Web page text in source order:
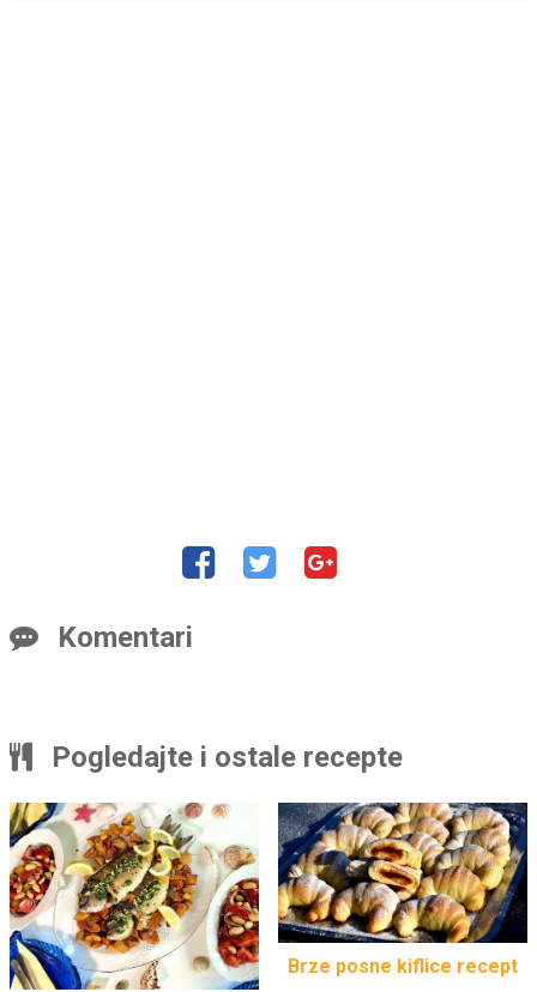
Komentari
Pogledajte i ostale recepte
Brze posne kiflice recept